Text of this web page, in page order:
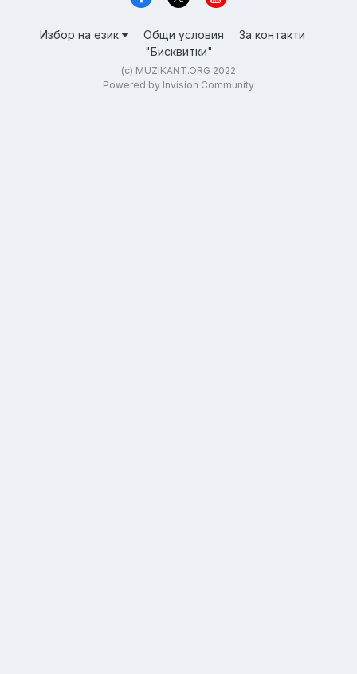
Избор на език Общи условия
За контакти
"Бисквитки"
(c) MUZIKANT.ORG 2022
Powered by Invision Community